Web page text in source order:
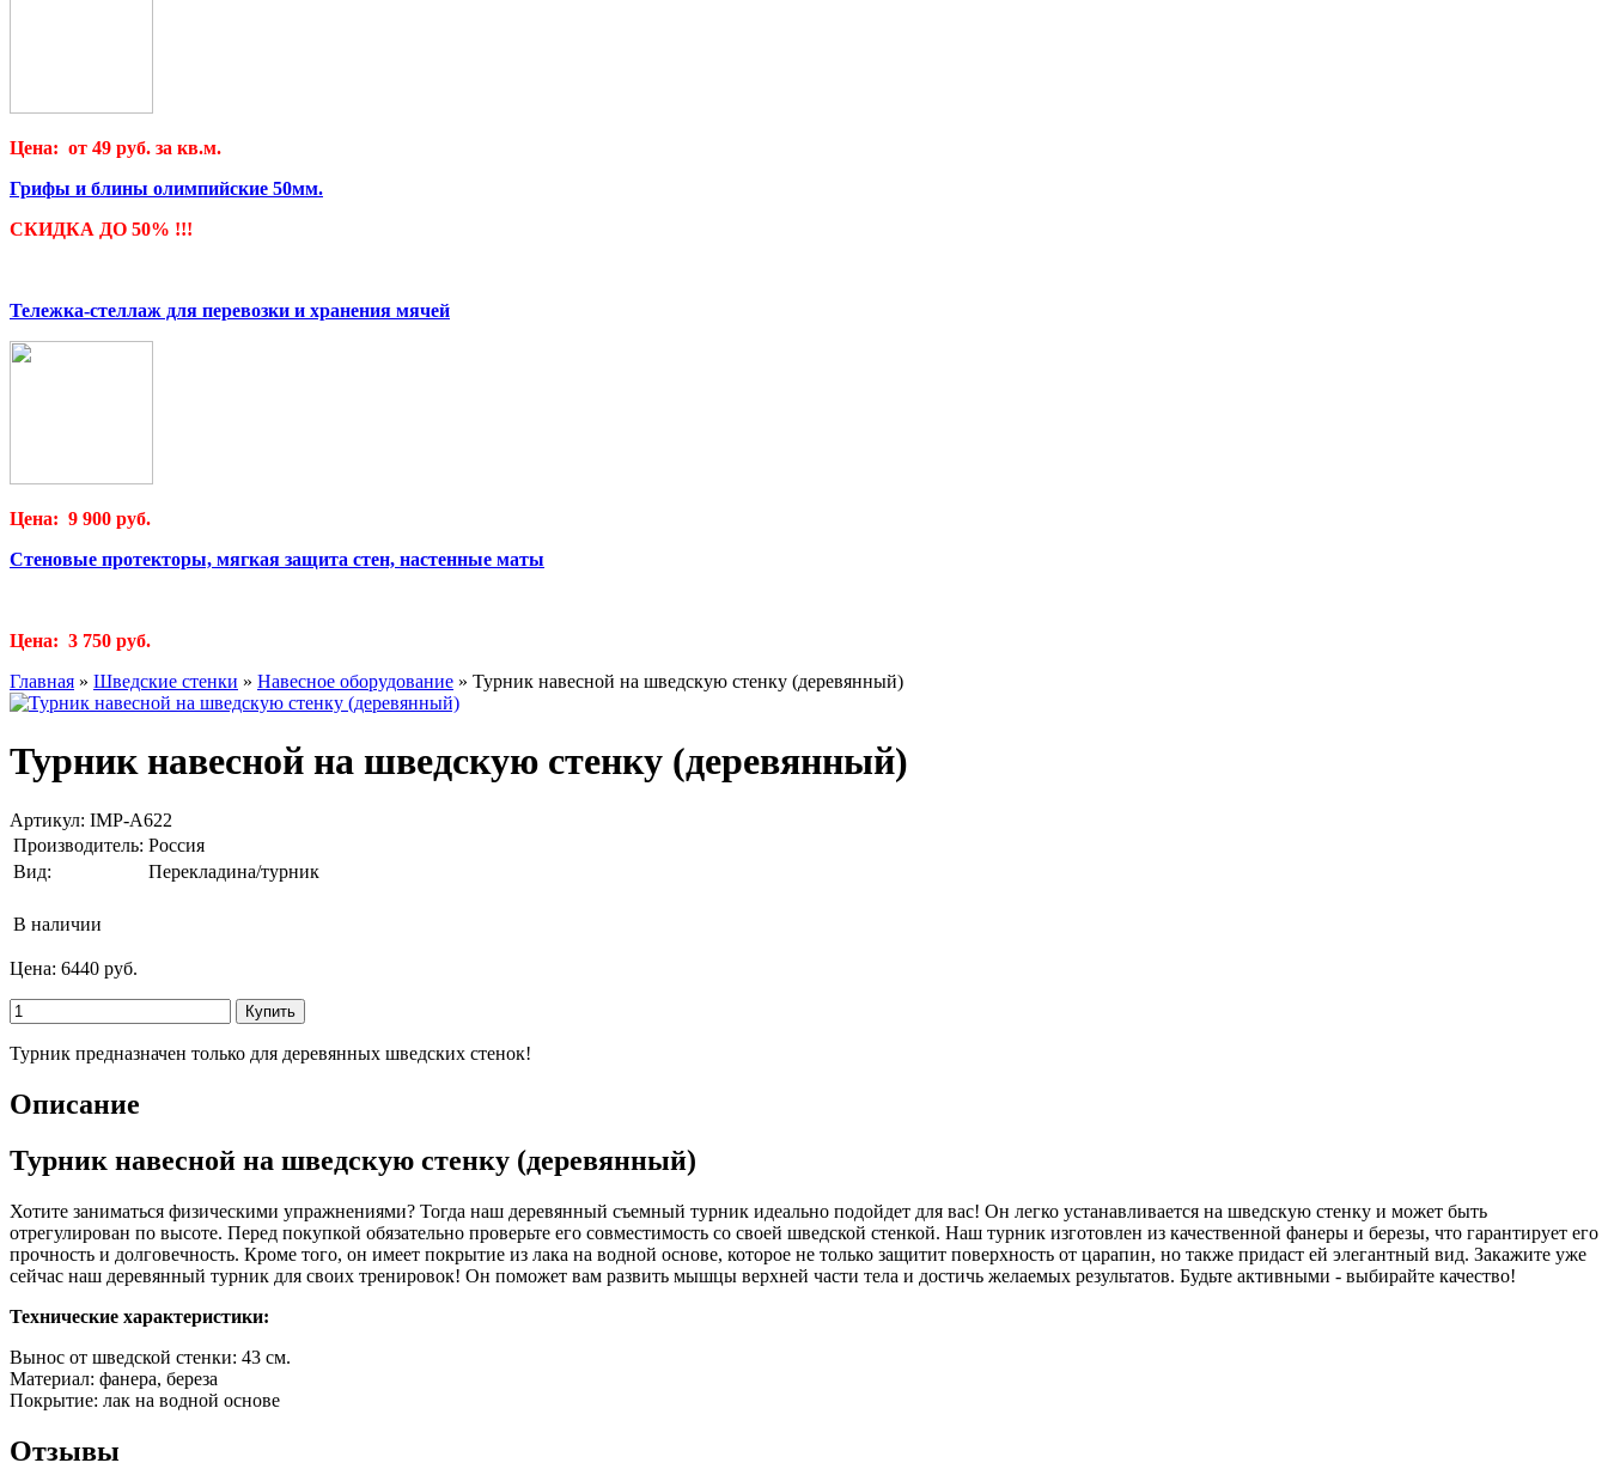
Цена: от 49 руб. за кв.м.
Грифы и блины олимпийские 50мм.
СКИДКА ДО 50% !!!
Тележка-стеллаж для перевозки и хранения мячей
Цена: 9 900 руб.
Стеновые протекторы, мягкая защита стен, настенные маты
Цена: 3 750 руб.
Главная » Шведские стенки » Навесное оборудование » Турник навесной на шведскую стенку (деревянный)
Турник навесной на шведскую стенку (деревянный)
Артикул: IMP-A622
Производитель: Россия
Вид:
Перекладина/турник
В наличии
Цена: 6440 руб.
Турник предназначен только для деревянных шведских стенок!
Описание
Турник навесной на шведскую стенку (деревянный)
Хотите заниматься физическими упражнениями? Тогда наш деревянный съемный турник идеально подойдет для вас! Он легко устанавливается на шведскую стенку и может быть
отрегулирован по высоте. Перед покупкой обязательно проверьте его совместимость со своей шведской стенкой. Наш турник изготовлен из качественной фанеры и березы, что гарантирует его
прочность и долговечность. Кроме того, он имеет покрытие из лака на водной основе, которое не только защитит поверхность от царапин, но также придаст ей элегантный вид. Закажите уже
сейчас наш деревянный турник для своих тренировок! Он поможет вам развить мышцы верхней части тела и достичь желаемых результатов. Будьте активными - выбирайте качество!
Технические характеристики:
Вынос от шведской стенки: 43 см.
Материал: фанера, береза
Покрытие: лак на водной основе
Отзывы